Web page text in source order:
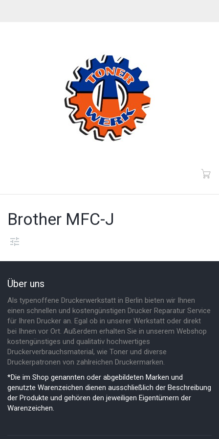
Brother MFC-J
Über uns
Als typenoffene Druckerwerkstatt in Berlin bieten wir Ihnen
einen schnellen und kostengünstigen Drucker Reparatur Service
für Ihren Drucker an. Egal ob in unserer Werkstatt oder direkt
bei Ihnen vor Ort. Außerdem erhalten Sie in unserem Webshop
kostengünstiges und qualitativ hochwertiges
Druckerverbrauchsmaterial, wie Toner und diverse
Druckerpatronen von zahlreichen Druckermarken.
*Die im Shop genannten oder abgebildeten Marken und
genutzte Warenzeichen dienen ausschließlich der Beschreibung
der Produkte und gehören den jeweiligen Eigentümern der
Warenzeichen.